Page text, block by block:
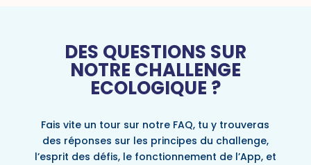
DES QUESTIONS SUR
NOTRE CHALLENGE
ECOLOGIQUE ?
Fais vite un tour sur notre FAQ, tu y trouveras
des réponses sur les principes du challenge,
l’esprit des défis, le fonctionnement de l’App, et